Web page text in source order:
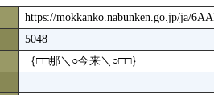
https://mokkanko.nabunken.go.jp/ja/
5048
｛□□那＼○今来＼○□□｝